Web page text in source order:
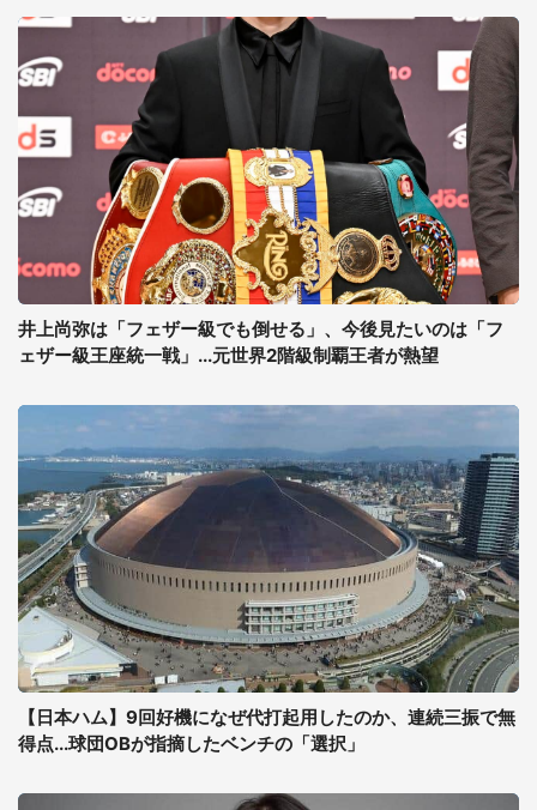
井上尚弥は「フェザー級でも倒せる」、今後見たいのは「フ
ェザー級王座統一戦」...元世界2階級制覇王者が熱望
【日本ハム】9回好機になぜ代打起用したのか、連続三振で無
得点...球団OBが指摘したベンチの「選択」